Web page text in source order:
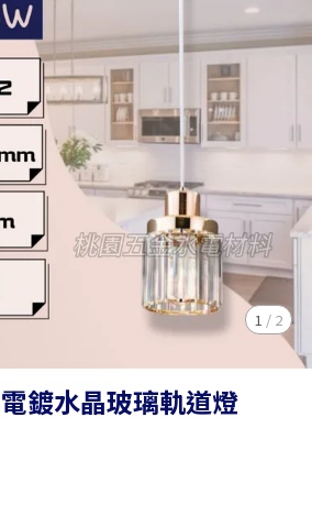
1 / 2
鍍水晶玻璃軌道燈